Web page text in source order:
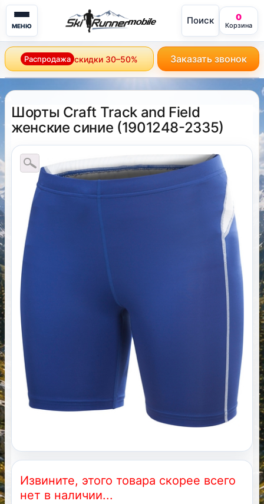
МЕНЮ mobile Поиск 0
Корзина
Распродажа скидки 30–50% Заказать звонок
Шорты Craft Track and Field
женские синие (1901248-2335)
Извините, этого товара скорее всего
нет в наличии...